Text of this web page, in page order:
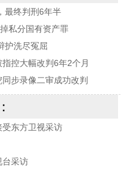
最终判刑6年半
私分国有资产罪
护洗尽冤屈
控大幅改判6年2个月
步录像二审成功改判
东方卫视采访
台采访